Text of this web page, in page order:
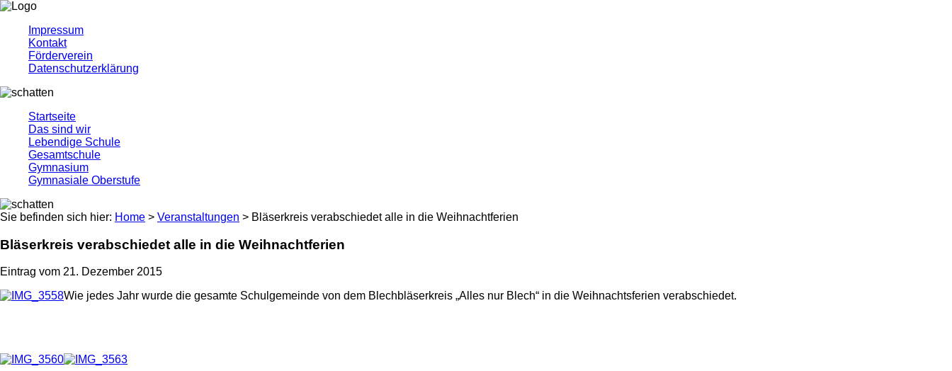
Impressum
Kontakt
Förderverein
Datenschutzerklärung
Startseite
Das sind wir
Lebendige Schule
Gesamtschule
Gymnasium
Gymnasiale Oberstufe
Sie befinden sich hier: Home > Veranstaltungen > Bläserkreis verabschiedet alle in die Weihnachtferien
Bläserkreis verabschiedet alle in die Weihnachtferien
Eintrag vom 21. Dezember 2015
Wie jedes Jahr wurde die gesamte Schulgemeinde von dem Blechbläserkreis „Alles nur Blech“ in die Weihnachtsferien verabschiedet.